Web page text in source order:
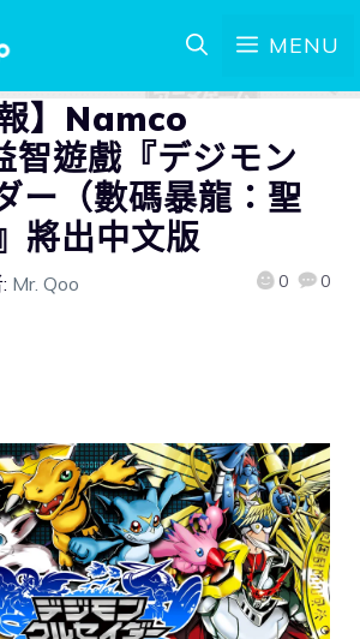
MENU
】Namco
遊戲『デジモン
ー（數碼暴龍：聖
將出中文版
Mr. Qoo 0 0